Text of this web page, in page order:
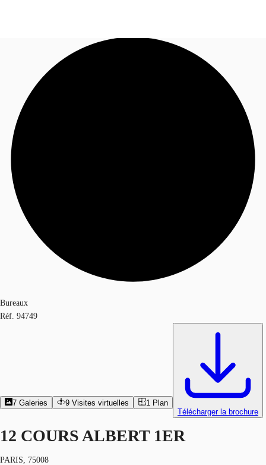
Blog
Données marchés
Appelez maintenant
Bureaux
Réf. 94749
7 Galeries 9 Visites virtuelles 1 Plan
Télécharger la brochure
12 COURS ALBERT 1ER
PARIS, 75008